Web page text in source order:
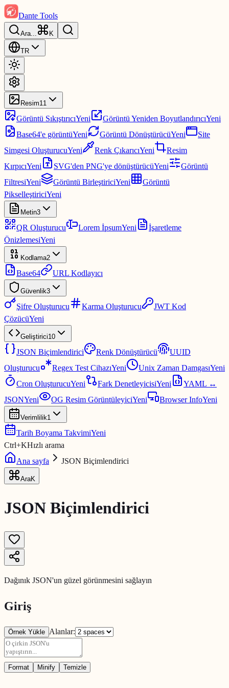
Dante Tools
Ara... K
TR
Resim11
Görüntü SıkıştırıcıYeni Görüntü Yeniden BoyutlandırıcıYeni
Base64'e görüntüYeni Görüntü DönüştürücüYeni
Site
Simgesi OluşturucuYeni Renk ÇıkarıcıYeni
Resim
KırpıcıYeni SVG'den PNG'ye dönüştürücüYeni
Görüntü
FiltresiYeni Görüntü BirleştiriciYeni
Görüntü
PikselleştiriciYeni
Metin3
QR Oluşturucu Lorem İpsumYeni
İşaretleme
ÖnizlemesiYeni
Kodlama2
Base64 URL Kodlayıcı
Güvenlik3
Şifre Oluşturucu Karma Oluşturucu
JWT Kod
ÇözücüYeni
Geliştirici10
JSON Biçimlendirici Renk Dönüştürücü
UUID
Oluşturucu
Regex Test CihazıYeni Unix Zaman DamgasıYeni
Cron OluşturucuYeni Fark DenetleyicisiYeni
YAML ↔
JSONYeni OG Resim GörüntüleyiciYeni Browser InfoYeni
Verimlilik1
Tarih Boyama TakvimiYeni
Ctrl+KHızlı arama
Ana sayfa
JSON Biçimlendirici
AraK
JSON Biçimlendirici
Dağınık JSON'un güzel görünmesini sağlayın
Giriş
Örnek Yükle Alanlar:
Format Minify Temizle